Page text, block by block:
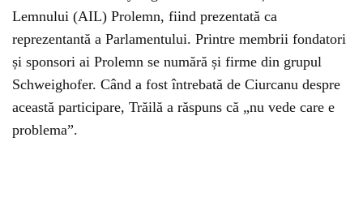
Lemnului (AIL) Prolemn, fiind prezentată ca
reprezentantă a Parlamentului. Printre membrii fondatori
și sponsori ai Prolemn se numără și firme din grupul
Schweighofer. Când a fost întrebată de Ciurcanu despre
această participare, Trăilă a răspuns că „nu vede care e
problema”.